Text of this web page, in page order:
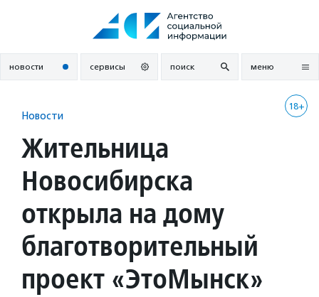
новости сервисы поиск меню
18+
Новости
Жительница
Новосибирска
открыла на дому
благотворительный
проект «ЭтоМынск»